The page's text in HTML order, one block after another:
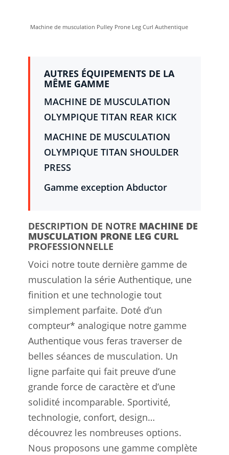
Machine de musculation Pulley Prone Leg Curl Authentique
AUTRES ÉQUIPEMENTS DE LA
MÊME GAMME
MACHINE DE MUSCULATION
OLYMPIQUE TITAN REAR KICK
MACHINE DE MUSCULATION
OLYMPIQUE TITAN SHOULDER
PRESS
Gamme exception Abductor
DESCRIPTION DE NOTRE MACHINE DE
MUSCULATION PRONE LEG CURL
PROFESSIONNELLE
Voici notre toute dernière gamme de
musculation la série Authentique, une
finition et une technologie tout
simplement parfaite. Doté d’un
compteur* analogique notre gamme
Authentique vous feras traverser de
belles séances de musculation. Un
ligne parfaite qui fait preuve d’une
grande force de caractère et d’une
solidité incomparable. Sportivité,
technologie, confort, design…
découvrez les nombreuses options.
Nous proposons une gamme complète